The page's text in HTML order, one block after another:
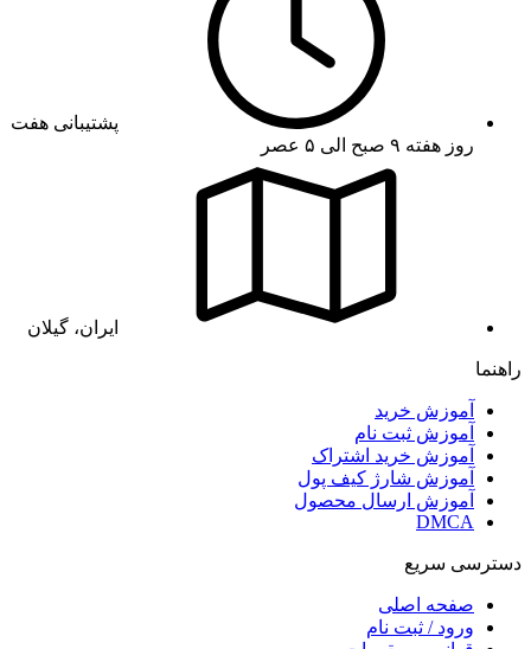
پشتیبانی هفت
روز هفته ۹ صبح الی ۵ عصر
ایران، گیلان
راهنما
آموزش خرید
آموزش ثبت نام
آموزش خرید اشتراک
آموزش شارژ کیف پول
آموزش ارسال محصول
DMCA
دسترسی سریع
صفحه اصلی
ورود / ثبت نام